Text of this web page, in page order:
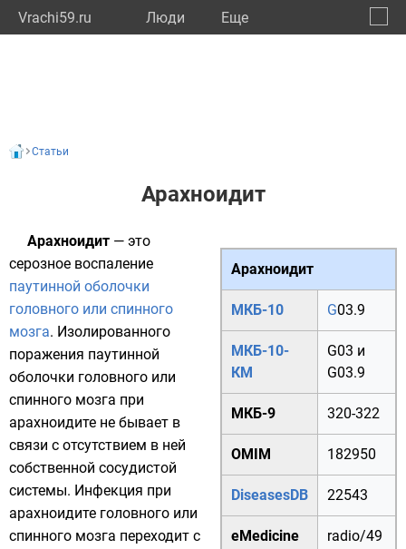
Vrachi59.ru Люди Eще
Статьи
Арахноидит
Арахноидит
МКБ-10 G03.9
МКБ-10-
КМ
G03 и
G03.9
МКБ-9 320-322
OMIM 182950
DiseasesDB 22543
eMedicine radio/49
Арахноидит — это
серозное воспаление
паутинной оболочки
головного или спинного
мозга. Изолированного
поражения паутинной
оболочки головного или
спинного мозга при
арахноидите не бывает в
связи с отсутствием в ней
собственной сосудистой
системы. Инфекция при
арахноидите головного или
спинного мозга переходит с